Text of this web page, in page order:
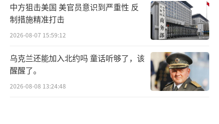
中方狙击美国 美官员意识到严重性 反
制措施精准打击
2026-08-07 15:59:12
乌克兰还能加入北约吗 童话听够了，该
醒醒了。
2026-08-08 13:24:48